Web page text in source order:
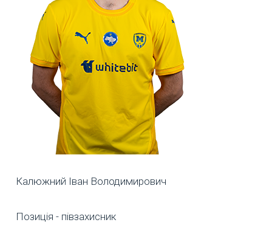
Калюжний Іван Володимирович
Позиція - півзахисник